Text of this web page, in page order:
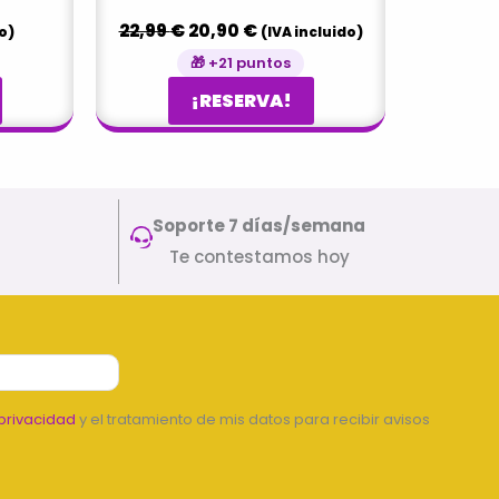
22,99€ 20,90 € (IVA incluido)
🎁 +21 puntos
¡RESERVA!
Soporte 7 días/semana
Te contestamos hoy
y el tratamiento de mis datos para recibir avisos